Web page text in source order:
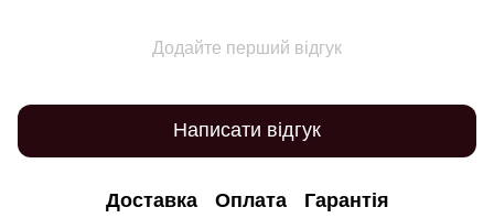
Додайте перший відгук
Написати відгук
Доставка Оплата Гарантія